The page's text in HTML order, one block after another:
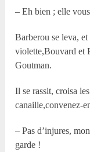
– Eh bien ; elle
Barberou se leva,
violette,Bouvard et
Goutman.
Il se rassit, croisa
canaille,convenez-
– Pas d’injures,
garde !